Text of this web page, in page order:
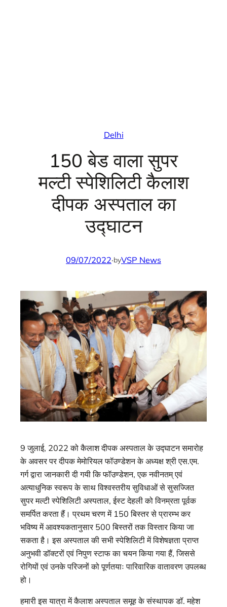
Delhi
150 बेड वाला सुपर
मल्टी स्पेशिलिटी कैलाश
दीपक अस्पताल का
उद्घाटन
09/07/2022·byVSP News
9 जुलाई, 2022 को कैलाश दीपक अस्पताल के उद्घाटन समारोह
के अवसर पर दीपक मेमोरियल फॉउण्डेशन के अध्यक्ष श्री एस.एम.
गर्ग द्वारा जानकारी दी गयी कि फॉउण्डेशन, एक नवीनतम् एवं
अत्याधुनिक स्वरूप के साथ विश्वस्तरीय सुविधाओं से सुसज्जित
सुपर मल्टी स्पेशिलिटी अस्पताल, ईस्ट देहली को विनम्रता पूर्वक
समर्पित करता हैं। प्रथम चरण में 150 बिस्तर से प्रारम्भ कर
भविष्य में आवश्यकतानुसार 500 बिस्तरों तक विस्तार किया जा
सकता है। इस अस्पताल की सभी स्पेशिलिटी में विशेषज्ञता प्राप्त
अनुभवी डॉक्टरों एवं निपुण स्टाफ का चयन किया गया हैं, जिससे
रोगियों एवं उनके परिजनों को पूर्णतयाः पारिवारिक वातावरण उपलब्ध
हो।
हमारी इस यात्रा में कैलाश अस्पताल समूह के संस्थापक डॉ. महेश